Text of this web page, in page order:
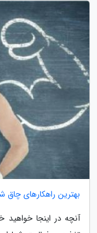
بهترین راهکارهای چاق
آنچه در اینجا خواهید